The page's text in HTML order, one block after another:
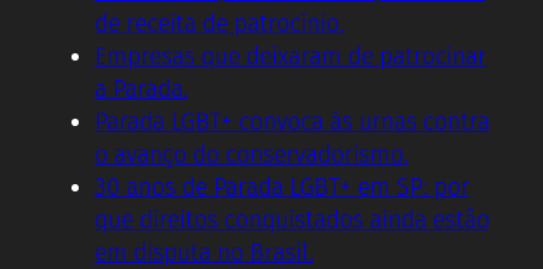
de receita de patrocínio.
Empresas que deixaram de patrocinar
a Parada.
Parada LGBT+ convoca às urnas contra
o avanço do conservadorismo.
30 anos de Parada LGBT+ em SP: por
que direitos conquistados ainda estão
em disputa no Brasil.